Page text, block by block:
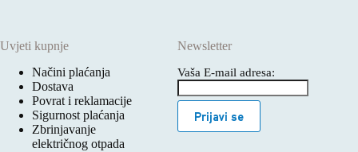
Uvjeti kupnje
Načini plaćanja
Dostava
Povrat i reklamacije
Sigurnost plaćanja
Zbrinjavanje
električnog otpada
Newsletter
Vaša E-mail adresa:
Prijavi se